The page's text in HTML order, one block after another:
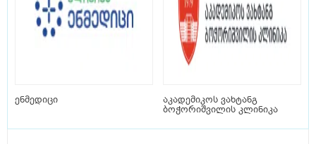
ენმედიცი
აკადემიკოს ვახტანგ
ბოჭორიშვილის კლინიკა